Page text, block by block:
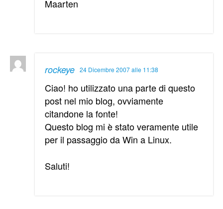
Maarten
rockeye 24 Dicembre 2007 alle 11:38
Ciao! ho utilizzato una parte di questo
post nel mio blog, ovviamente
citandone la fonte!
Questo blog mi è stato veramente utile
per il passaggio da Win a Linux.
Saluti!